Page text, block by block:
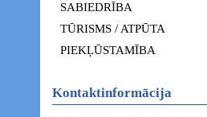
SABIEDRĪBA
TŪRISMS / ATPŪTA
PIEKĻŪSTAMĪBA
Kontaktinformācija